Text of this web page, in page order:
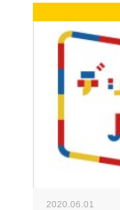
2020.06.01